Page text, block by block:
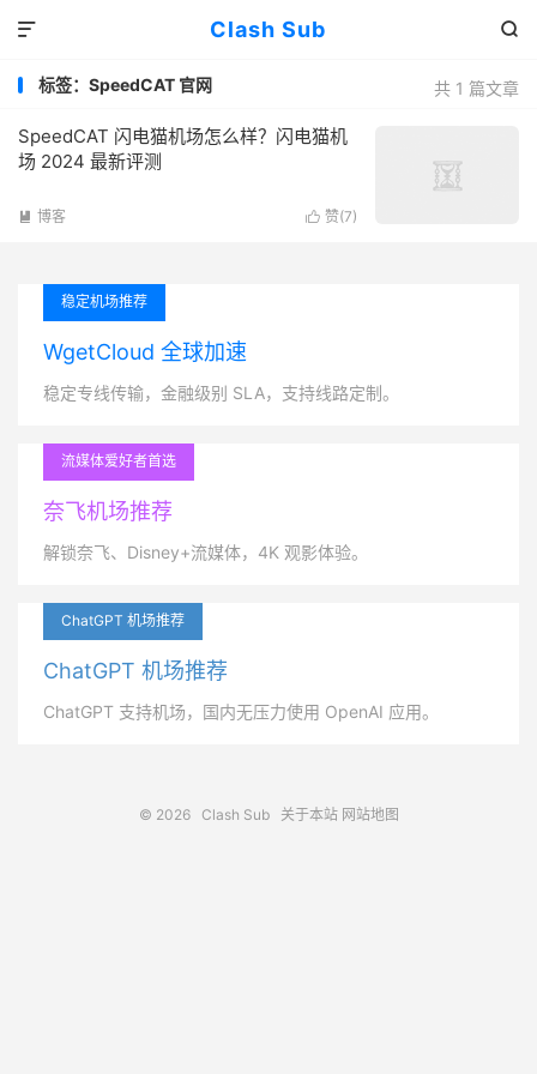
Clash Sub 

共 1 篇文章
标签：SpeedCAT 官网
SpeedCAT 闪电猫机场怎么样？闪电猫机
场 2024 最新评测
 赞(7)
 博客
稳定机场推荐
WgetCloud 全球加速
稳定专线传输，金融级别 SLA，支持线路定制。
流媒体爱好者首选
奈飞机场推荐
解锁奈飞、Disney+流媒体，4K 观影体验。
ChatGPT 机场推荐
ChatGPT 机场推荐
ChatGPT 支持机场，国内无压力使用 OpenAI 应用。
© 2026 Clash Sub 关于本站 网站地图